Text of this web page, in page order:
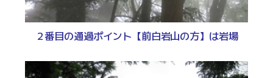
２番目の通過ポイント【前白岩山の方】は岩場